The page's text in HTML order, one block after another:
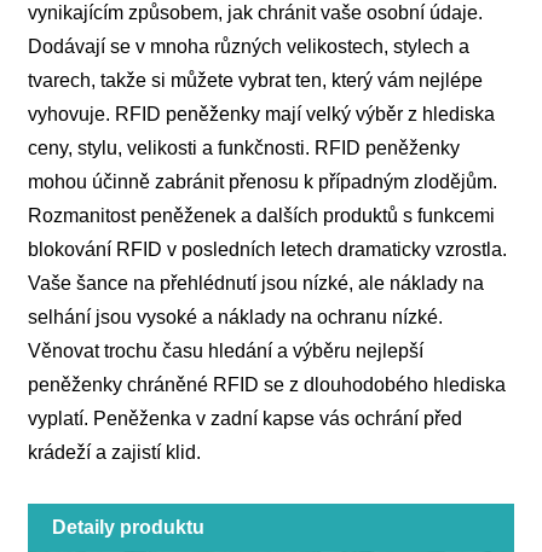
vynikajícím způsobem, jak chránit vaše osobní údaje.
Dodávají se v mnoha různých velikostech, stylech a
tvarech, takže si můžete vybrat ten, který vám nejlépe
vyhovuje. RFID peněženky mají velký výběr z hlediska
ceny, stylu, velikosti a funkčnosti. RFID peněženky
mohou účinně zabránit přenosu k případným zlodějům.
Rozmanitost peněženek a dalších produktů s funkcemi
blokování RFID v posledních letech dramaticky vzrostla.
Vaše šance na přehlédnutí jsou nízké, ale náklady na
selhání jsou vysoké a náklady na ochranu nízké.
Věnovat trochu času hledání a výběru nejlepší
peněženky chráněné RFID se z dlouhodobého hlediska
vyplatí. Peněženka v zadní kapse vás ochrání před
krádeží a zajistí klid.
Detaily produktu